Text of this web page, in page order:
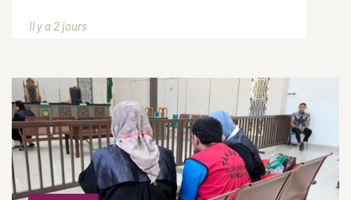
Il y a 2 jours